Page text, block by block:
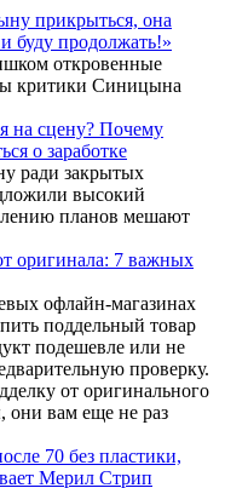
прикрыться, она
буду продолжать!»
откровенные
критики Синицына
на сцену? Почему
о заработке
ради закрытых
высокий
планов мешают
оригинала: 7 важных
офлайн-магазинах
поддельный товар
подешевле или не
проверку.
от оригинального
они вам еще не раз
70 без пластики,
Мерил Стрип